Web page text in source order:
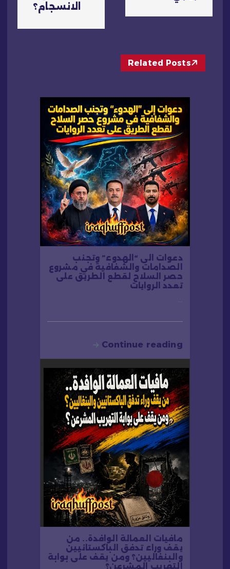
ق
الانسجام؟
Related Posts
دعوات الى “الهدوء” وتجنب
الصدامات والشفافية في مشروع
حصر السلاح لقطع الطريق على
تعدد الروايات
Continue reading
مافيات العمالة الوافدة.. من
يقف وراء تدفق الباكستانيين
والبنغاليين؟ ومن يقف على بوابة
التهريب المشرعن؟